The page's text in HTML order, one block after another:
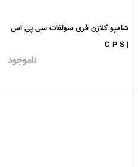
شامپو کلاژن فری سولفات سی پی اس
| C P S
ناموجود